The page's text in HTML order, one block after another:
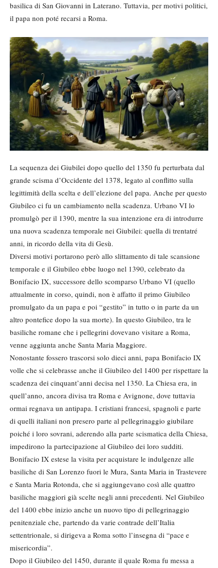
basilica di San Giovanni in Laterano. Tuttavia, per motivi politici,
il papa non poté recarsi a Roma.
La sequenza dei Giubilei dopo quello del 1350 fu perturbata dal
grande scisma d’Occidente del 1378, legato al conflitto sulla
legittimità della scelta e dell’elezione del papa. Anche per questo
Giubileo ci fu un cambiamento nella scadenza. Urbano VI lo
promulgò per il 1390, mentre la sua intenzione era di introdurre
una nuova scadenza temporale nei Giubilei: quella di trentatré
anni, in ricordo della vita di Gesù.
Diversi motivi portarono però allo slittamento di tale scansione
temporale e il Giubileo ebbe luogo nel 1390, celebrato da
Bonifacio IX, successore dello scomparso Urbano VI (quello
attualmente in corso, quindi, non è affatto il primo Giubileo
promulgato da un papa e poi “gestito” in tutto o in parte da un
altro pontefice dopo la sua morte). In questo Giubileo, tra le
basiliche romane che i pellegrini dovevano visitare a Roma,
venne aggiunta anche Santa Maria Maggiore.
Nonostante fossero trascorsi solo dieci anni, papa Bonifacio IX
volle che si celebrasse anche il Giubileo del 1400 per rispettare la
scadenza dei cinquant’anni decisa nel 1350. La Chiesa era, in
quell’anno, ancora divisa tra Roma e Avignone, dove tuttavia
ormai regnava un antipapa. I cristiani francesi, spagnoli e parte
di quelli italiani non presero parte al pellegrinaggio giubilare
poiché i loro sovrani, aderendo alla parte scismatica della Chiesa,
impedirono la partecipazione al Giubileo dei loro sudditi.
Bonifacio IX estese la visita per acquistare le indulgenze alle
basiliche di San Lorenzo fuori le Mura, Santa Maria in Trastevere
e Santa Maria Rotonda, che si aggiungevano così alle quattro
basiliche maggiori già scelte negli anni precedenti. Nel Giubileo
del 1400 ebbe inizio anche un nuovo tipo di pellegrinaggio
penitenziale che, partendo da varie contrade dell’Italia
settentrionale, si dirigeva a Roma sotto l’insegna di “pace e
misericordia”.
Dopo il Giubileo del 1450, durante il quale Roma fu messa a